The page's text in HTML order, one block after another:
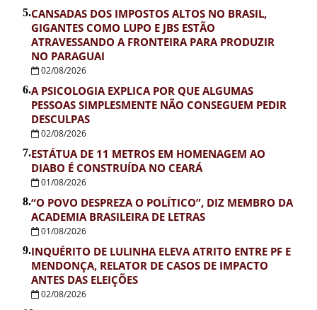
5.CANSADAS DOS IMPOSTOS ALTOS NO BRASIL,
GIGANTES COMO LUPO E JBS ESTÃO
ATRAVESSANDO A FRONTEIRA PARA PRODUZIR
NO PARAGUAI
02/08/2026
6.A PSICOLOGIA EXPLICA POR QUE ALGUMAS
PESSOAS SIMPLESMENTE NÃO CONSEGUEM PEDIR
DESCULPAS
02/08/2026
7.ESTÁTUA DE 11 METROS EM HOMENAGEM AO
DIABO É CONSTRUÍDA NO CEARÁ
01/08/2026
8.“O POVO DESPREZA O POLÍTICO”, DIZ MEMBRO DA
ACADEMIA BRASILEIRA DE LETRAS
01/08/2026
9.INQUÉRITO DE LULINHA ELEVA ATRITO ENTRE PF E
MENDONÇA, RELATOR DE CASOS DE IMPACTO
ANTES DAS ELEIÇÕES
02/08/2026